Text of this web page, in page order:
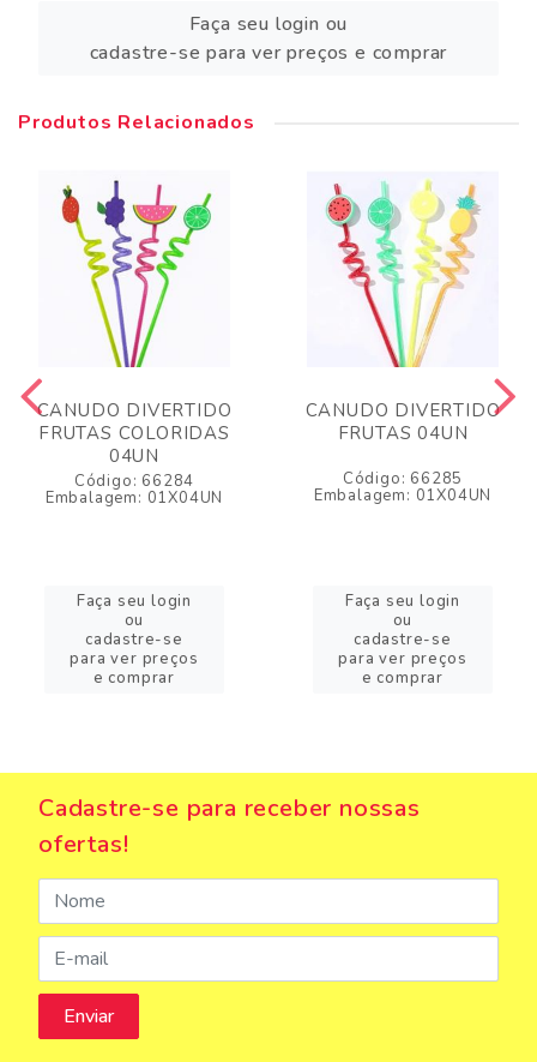
Faça seu login ou
cadastre-se para ver preços e comprar
Produtos Relacionados
CANUDO DIVERTIDO
FRUTAS COLORIDAS
04UN
Código: 66284
Embalagem: 01X04UN
Faça seu login
ou
cadastre-se
para ver preços
e comprar
CANUDO DIVERTIDO
FRUTAS 04UN
Código: 66285
Embalagem: 01X04UN
Faça seu login
ou
cadastre-se
para ver preços
e comprar
Cadastre-se para receber nossas
ofertas!